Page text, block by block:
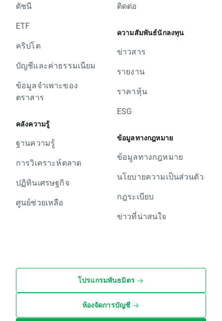
ดัชนี
ETF
คริปโต
บัญชีและค่าธรรมเนียม
ข้อมูลจำเพาะของ
ตราสาร
คลังความรู้
ฐานความรู้
การวิเคราะห์ตลาด
ปฏิทินเศรษฐกิจ
ศูนย์ช่วยเหลือ
ติดต่อ
ความสัมพันธ์นักลงทุน
ข่าวสาร
รายงาน
ราคาหุ้น
ESG
ข้อมูลทางกฎหมาย
ข้อมูลทางกฎหมาย
นโยบายความเป็นส่วนตัว
กฎระเบียบ
ข่าวที่น่าสนใจ
โปรแกรมพันธมิตร
ห้องจัดการบัญชี